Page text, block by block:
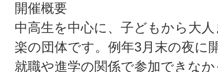
開催概要
中高生を中心に、子どもから大
楽の団体です。例年3月末の夜に
就職や進学の関係で参加できな